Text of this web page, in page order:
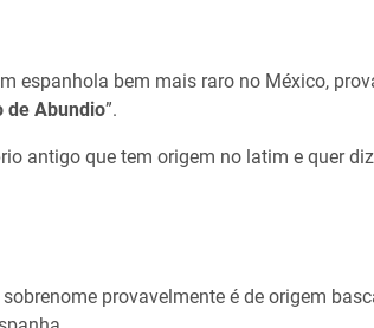
espanhola bem mais raro no México,
de Abundio”.
antigo que tem origem no latim e quer
provavelmente é de origem